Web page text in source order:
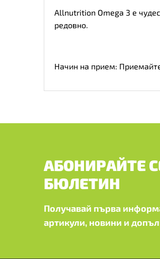
Allnutrition Omega 3 е
редовно.
Начин на прием:
АБОНИРАЙТЕ
БЮЛЕТИН
Получавай първа
артикули, новини и